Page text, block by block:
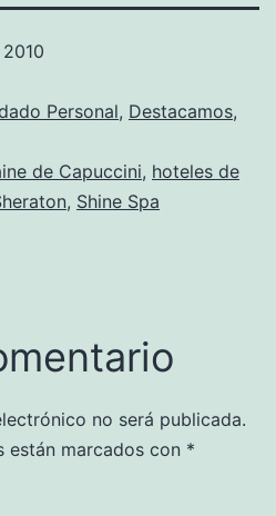
Personal, Destacamos,
de Capuccini, hoteles de
, Shine Spa
no será publicada.
están marcados con *